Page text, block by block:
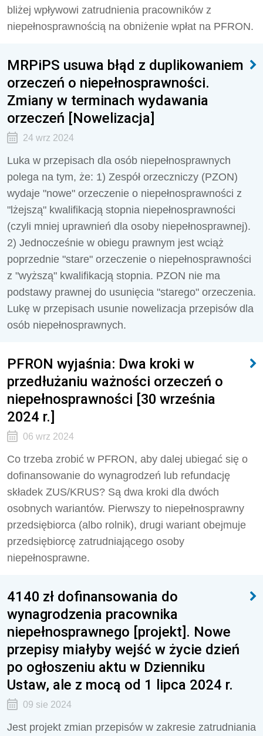
bliżej wpływowi zatrudnienia pracowników z
niepełnosprawnością na obniżenie wpłat na PFRON.
MRPiPS usuwa błąd z duplikowaniem
orzeczeń o niepełnosprawności.
Zmiany w terminach wydawania
orzeczeń [Nowelizacja]
24 wrz 2024
Luka w przepisach dla osób niepełnosprawnych
polega na tym, że: 1) Zespół orzeczniczy (PZON)
wydaje "nowe" orzeczenie o niepełnosprawności z
"lżejszą" kwalifikacją stopnia niepełnosprawności
(czyli mniej uprawnień dla osoby niepełnosprawnej).
2) Jednocześnie w obiegu prawnym jest wciąż
poprzednie "stare" orzeczenie o niepełnosprawności
z "wyższą" kwalifikacją stopnia. PZON nie ma
podstawy prawnej do usunięcia "starego" orzeczenia.
Lukę w przepisach usunie nowelizacja przepisów dla
osób niepełnosprawnych.
PFRON wyjaśnia: Dwa kroki w
przedłużaniu ważności orzeczeń o
niepełnosprawności [30 września
2024 r.]
06 wrz 2024
Co trzeba zrobić w PFRON, aby dalej ubiegać się o
dofinansowanie do wynagrodzeń lub refundację
składek ZUS/KRUS? Są dwa kroki dla dwóch
osobnych wariantów. Pierwszy to niepełnosprawny
przedsiębiorca (albo rolnik), drugi wariant obejmuje
przedsiębiorcę zatrudniającego osoby
niepełnosprawne.
4140 zł dofinansowania do
wynagrodzenia pracownika
niepełnosprawnego [projekt]. Nowe
przepisy miałyby wejść w życie dzień
po ogłoszeniu aktu w Dzienniku
Ustaw, ale z mocą od 1 lipca 2024 r.
09 sie 2024
Jest projekt zmian przepisów w zakresie zatrudniania